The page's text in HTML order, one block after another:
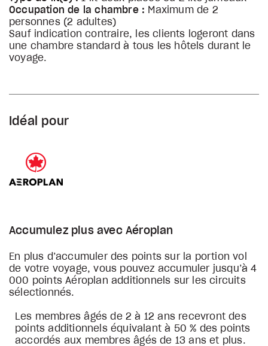
Occupation de la chambre : Maximum de 2
personnes (2 adultes)
Sauf indication contraire, les clients logeront dans
une chambre standard à tous les hôtels durant le
voyage.
Idéal pour
Accumulez plus avec Aéroplan
En plus d’accumuler des points sur la portion vol
de votre voyage, vous pouvez accumuler jusqu’à 4
000 points Aéroplan additionnels sur les circuits
sélectionnés.
Les membres âgés de 2 à 12 ans recevront des
points additionnels équivalant à 50 % des points
accordés aux membres âgés de 13 ans et plus.